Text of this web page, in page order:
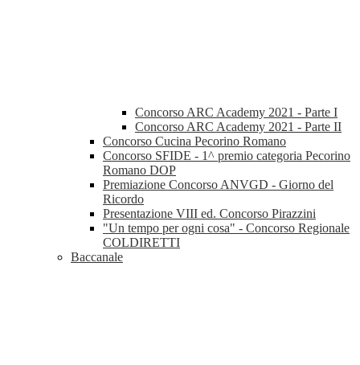
Concorso ARC Academy 2021 - Parte I
Concorso ARC Academy 2021 - Parte II
Concorso Cucina Pecorino Romano
Concorso SFIDE - 1^ premio categoria Pecorino
Romano DOP
Premiazione Concorso ANVGD - Giorno del
Ricordo
Presentazione VIII ed. Concorso Pirazzini
"Un tempo per ogni cosa" - Concorso Regionale
COLDIRETTI
Baccanale